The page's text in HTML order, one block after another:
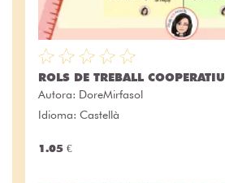
ROLS DE TREBALL COOPERATIU
Autora: DoreMirfasol
Idioma: Castellà
1.05 €